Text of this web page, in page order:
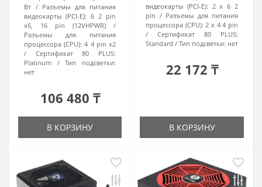
Вт
Разъемы для питания
видеокарты (PCI-E): 6 2 pin
x6, 16 pin (12VHPWR)
Разъемы для питания
процессора (CPU): 4 4 pin x2
Сертификат 80 PLUS:
Platinum
Тип подсветки:
нет
106 480 ₸
В КОРЗИНУ
видеокарты (PCI-E): 2 x 6 2
pin
Разъемы для питания
процессора (CPU): 2 x 4 4 pin
Сертификат 80 PLUS:
Standard
Тип подсветки: нет
22 172 ₸
В КОРЗИНУ